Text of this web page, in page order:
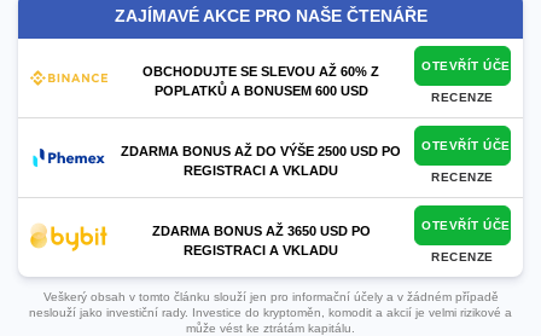
ZAJÍMAVÉ AKCE PRO NAŠE ČTENÁŘE
OBCHODUJTE SE SLEVOU AŽ 60% Z
POPLATKŮ A BONUSEM 600 USD
OTEVŘÍT ÚČET
RECENZE
ZDARMA BONUS AŽ DO VÝŠE 2500 USD PO
REGISTRACI A VKLADU
OTEVŘÍT ÚČET
RECENZE
ZDARMA BONUS AŽ 3650 USD PO
REGISTRACI A VKLADU
OTEVŘÍT ÚČET
RECENZE
Veškerý obsah v tomto článku slouží jen pro informační účely a v žádném případě
neslouží jako investiční rady. Investice do kryptoměn, komodit a akcií je velmi rizikové a
může vést ke ztrátám kapitálu.